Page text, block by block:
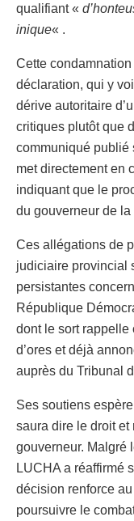
qualifiant «
inique« .
Cette
déclaration, qui y
dérive autoritaire
critiques plutôt que
communiqué publié
met directement en
indiquant que le
du gouverneur de la
Ces allégations de
judiciaire provincial
persistantes
République
dont le sort rappelle
d’ores et déjà
auprès du Tribunal
Ses soutiens
saura dire le droit
gouverneur. Malgré
LUCHA a réaffirmé
décision renforce
poursuivre le